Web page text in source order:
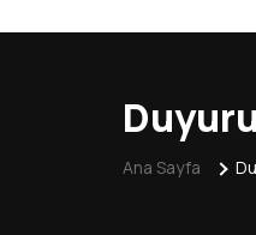
Ana Sayfa